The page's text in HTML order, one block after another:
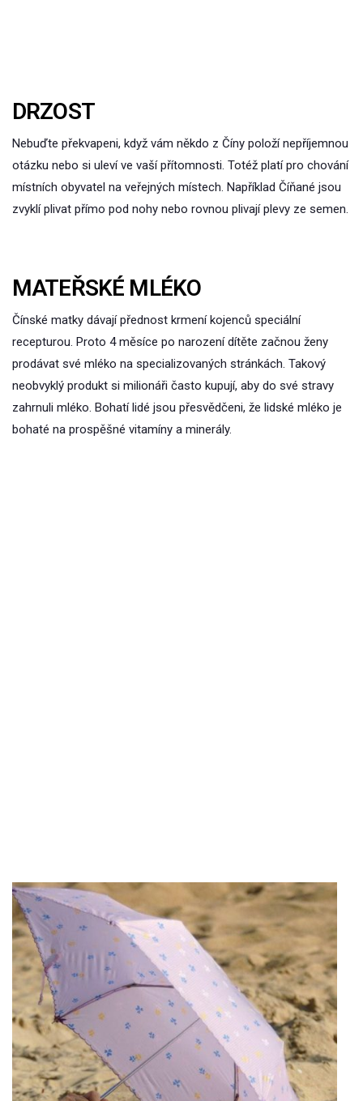
DRZOST
Nebuďte překvapeni, když vám někdo z Číny položí nepříjemnou
otázku nebo si uleví ve vaší přítomnosti. Totéž platí pro chování
místních obyvatel na veřejných místech. Například Číňané jsou
zvyklí plivat přímo pod nohy nebo rovnou plivají plevy ze semen.
MATEŘSKÉ MLÉKO
Čínské matky dávají přednost krmení kojenců speciální
recepturou. Proto 4 měsíce po narození dítěte začnou ženy
prodávat své mléko na specializovaných stránkách. Takový
neobvyklý produkt si milionáři často kupují, aby do své stravy
zahrnuli mléko. Bohatí lidé jsou přesvědčeni, že lidské mléko je
bohaté na prospěšné vitamíny a minerály.